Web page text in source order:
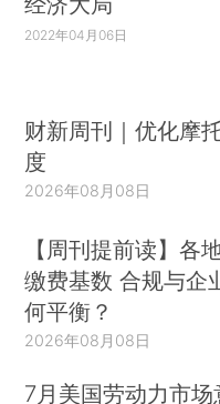
2022年04月06日
财新周刊｜优化摩
度
2026年08月08日
【周刊提前读】各
缴费基数 合规与企
何平衡？
2026年08月08日
7月美国劳动力市